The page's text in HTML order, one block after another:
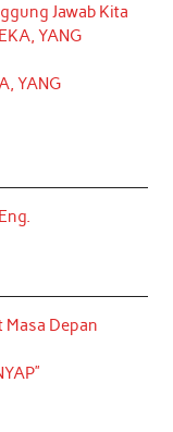
Jawab Kita
YANG
YANG
Masa Depan